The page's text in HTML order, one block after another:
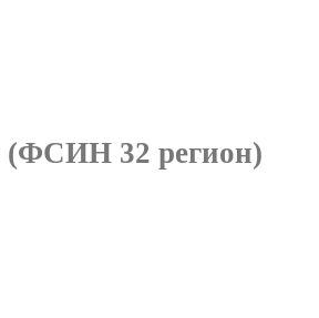
(ФСИН 32 регион)